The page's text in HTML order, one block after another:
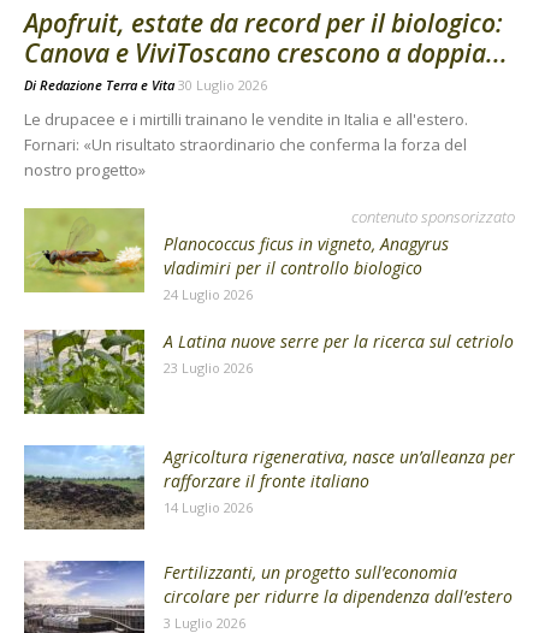
Apofruit, estate da record per il biologico:
Canova e ViviToscano crescono a doppia...
Di Redazione Terra e Vita 30 Luglio 2026
Le drupacee e i mirtilli trainano le vendite in Italia e all'estero.
Fornari: «Un risultato straordinario che conferma la forza del
nostro progetto»
contenuto sponsorizzato
Planococcus ficus in vigneto, Anagyrus
vladimiri per il controllo biologico
24 Luglio 2026
A Latina nuove serre per la ricerca sul cetriolo
23 Luglio 2026
Agricoltura rigenerativa, nasce un’alleanza per
rafforzare il fronte italiano
14 Luglio 2026
Fertilizzanti, un progetto sull’economia
circolare per ridurre la dipendenza dall’estero
3 Luglio 2026